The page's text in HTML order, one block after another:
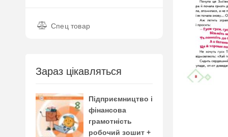
Спец товар
Зараз цікавляться
Підприємництво і
фінансова
грамотність
робочий зошит +